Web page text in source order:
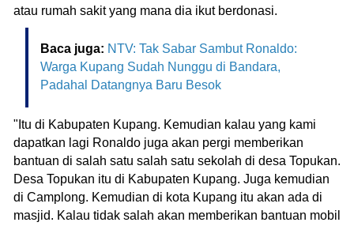
atau rumah sakit yang mana dia ikut berdonasi.
Baca juga: NTV: Tak Sabar Sambut Ronaldo:
Warga Kupang Sudah Nunggu di Bandara,
Padahal Datangnya Baru Besok
"Itu di Kabupaten Kupang. Kemudian kalau yang kami
dapatkan lagi Ronaldo juga akan pergi memberikan
bantuan di salah satu salah satu sekolah di desa Topukan.
Desa Topukan itu di Kabupaten Kupang. Juga kemudian
di Camplong. Kemudian di kota Kupang itu akan ada di
masjid. Kalau tidak salah akan memberikan bantuan mobil